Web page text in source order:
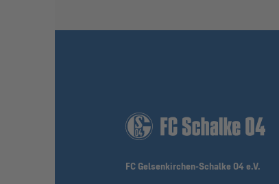
FC Gelsenkirchen-Schalke 04 e.V.